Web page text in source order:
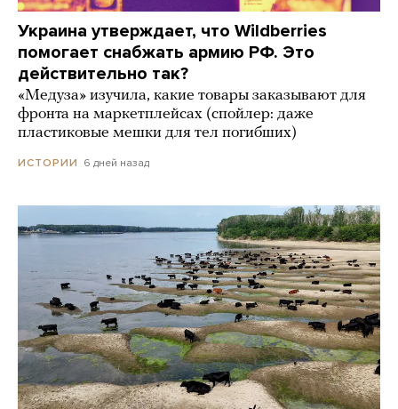
Украина утверждает, что Wildberries
помогает снабжать армию РФ. Это
действительно так?
«Медуза» изучила, какие товары заказывают для
фронта на маркетплейсах (спойлер: даже
пластиковые мешки для тел погибших)
ИСТОРИИ 6 дней назад